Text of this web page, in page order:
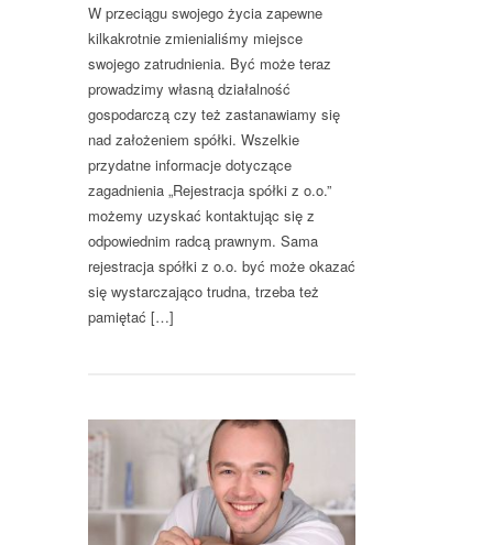
W przeciągu swojego życia zapewne
kilkakrotnie zmienialiśmy miejsce
swojego zatrudnienia. Być może teraz
prowadzimy własną działalność
gospodarczą czy też zastanawiamy się
nad założeniem spółki. Wszelkie
przydatne informacje dotyczące
zagadnienia „Rejestracja spółki z o.o.”
możemy uzyskać kontaktując się z
odpowiednim radcą prawnym. Sama
rejestracja spółki z o.o. być może okazać
się wystarczająco trudna, trzeba też
pamiętać […]